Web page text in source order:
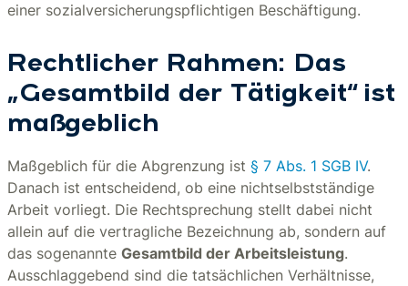
einer sozialversicherungspflichtigen Beschäftigung.
Rechtlicher Rahmen: Das
„Gesamtbild der Tätigkeit“ ist
maßgeblich
Maßgeblich für die Abgrenzung ist § 7 Abs. 1 SGB IV.
Danach ist entscheidend, ob eine nichtselbstständige
Arbeit vorliegt. Die Rechtsprechung stellt dabei nicht
allein auf die vertragliche Bezeichnung ab, sondern auf
das sogenannte Gesamtbild der Arbeitsleistung.
Ausschlaggebend sind die tatsächlichen Verhältnisse,